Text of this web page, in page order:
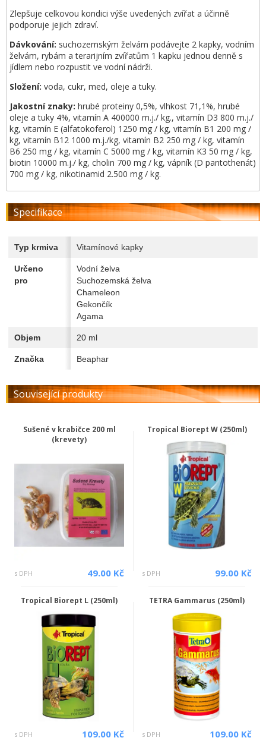
Zlepšuje celkovou kondici výše uvedených zvířat a účinně
podporuje jejich zdraví.
Dávkování: suchozemským želvám podávejte 2 kapky, vodním
želvám, rybám a terarijním zvířatům 1 kapku jednou denně s
jídlem nebo rozpustit ve vodní nádrži.
Složení: voda, cukr, med, oleje a tuky.
Jakostní znaky: hrubé proteiny 0,5%, vlhkost 71,1%, hrubé
oleje a tuky 4%, vitamín A 400000 m.j./ kg., vitamín D3 800 m.j./
kg, vitamín E (alfatokoferol) 1250 mg / kg, vitamín B1 200 mg /
kg, vitamín B12 1000 m.j./kg, vitamín B2 250 mg / kg, vitamín
B6 250 mg / kg, vitamín C 5000 mg / kg, vitamín K3 50 mg / kg,
biotin 10000 m.j./ kg, cholin 700 mg / kg, vápník (D pantothenát)
700 mg / kg, nikotinamid 2.500 mg / kg.
Specifikace
Typ krmiva Vitamínové kapky
Určeno
pro
Vodní želva
Suchozemská želva
Chameleon
Gekončík
Agama
Objem 20 ml
Značka Beaphar
Související produkty
Sušené v krabičce 200 ml
(krevety)
s DPH 49.00 Kč
Tropical Biorept W (250ml)
s DPH 99.00 Kč
Tropical Biorept L (250ml)
s DPH 109.00 Kč
TETRA Gammarus (250ml)
s DPH 109.00 Kč